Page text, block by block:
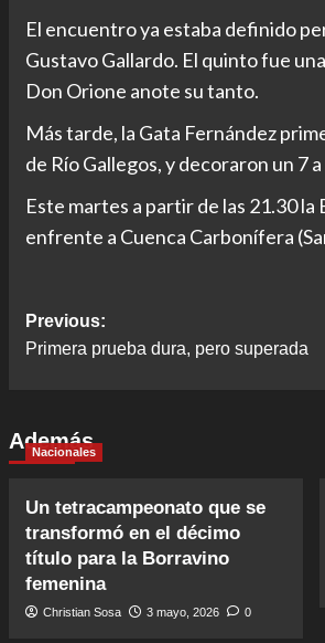
El encuentro ya estaba definido
Gustavo Gallardo. El quinto fue
Don Orione anote su tanto.
Más tarde, la Gata Fernández
de Río Gallegos, y decoraron un 7
Este martes a partir de las 21.30
enfrente a Cuenca Carbonífera
Post
navigation
Previous:
Primera prueba dura, pero superada
Además
Nacionales
Un tetracampeonato que se
transformó en el décimo
título para la Borravino
femenina
Christian Sosa 3 mayo, 2026 0